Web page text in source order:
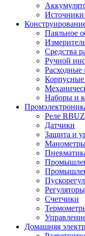
Паяльное
Средства
Ручной
Расходные
Корпусные
Наборы и
Реле RBUZ
Датчики
Защита и
Счетчики
Домашняя